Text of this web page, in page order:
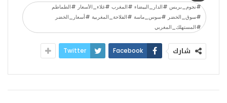
#نجوم_بريس #الدار_البيضاء #المغرب #غلاء_الأسعار #الطماطم
#سوق_الخضر #سوس_ماسة #الفلاحة_المغربية #أسعار_الخضر
#المستهلك_المغربي
شارك Facebook
Twitter